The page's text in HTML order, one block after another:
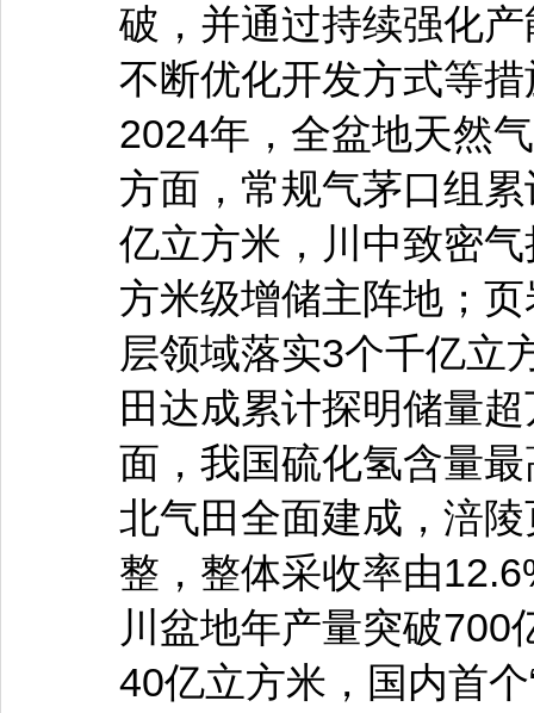
破，并通过持续强化
不断优化开发方式等
2024年，全盆地天然
方面，常规气茅口组
亿立方米，川中致密
方米级增储主阵地；
层领域落实3个千亿立
田达成累计探明储量
面，我国硫化氢含量
北气田全面建成，涪
整，整体采收率由
川盆地年产量突破700
40亿立方米，国内首